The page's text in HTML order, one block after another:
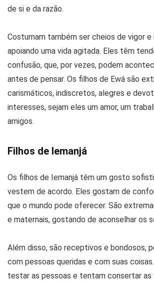
de si e da razão.
Costumam também ser cheios de vigor e
apoiando uma vida agitada. Eles têm
confusão, que, por vezes, podem
antes de pensar. Os filhos de Ewá são
carismáticos, indiscretos, alegres e
interesses, sejam eles um amor, um
amigos.
Filhos de Iemanjá
Os filhos de Iemanjá têm um gosto
vestem de acordo. Eles gostam de
que o mundo pode oferecer. São
e maternais, gostando de aconselhar os
Além disso, são receptivos e bondosos,
com pessoas queridas e com suas
testar as pessoas e tentam consertar as